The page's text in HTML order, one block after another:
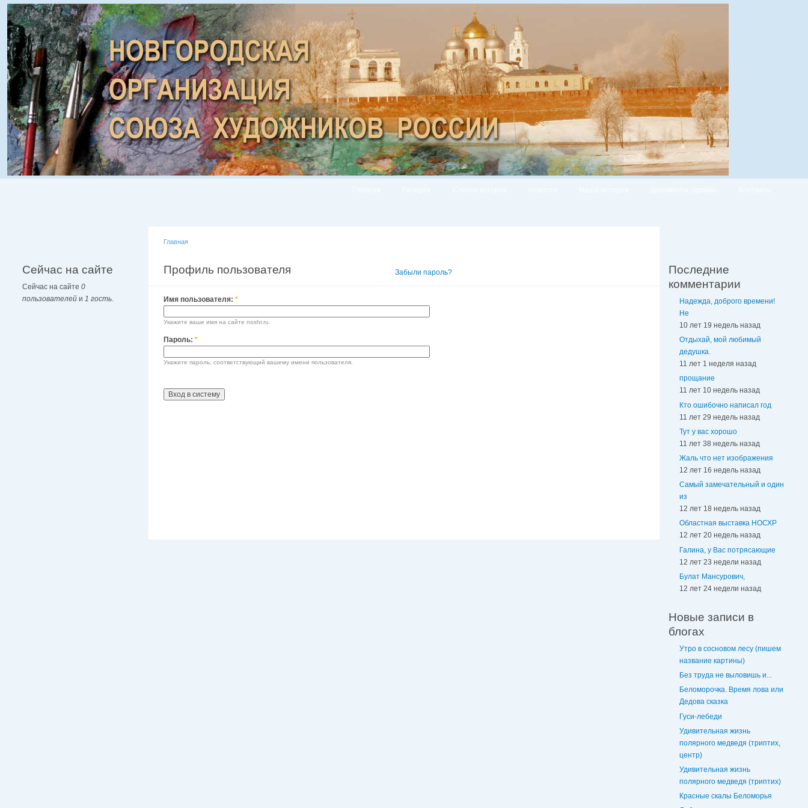
Сейчас на сайте
Сейчас на сайте 0
пользователей и 1 гость.
Главная
Профиль пользователя Забыли пароль?
Имя пользователя: *
Укажите ваше имя на сайте noshr.ru.
Пароль: *
Укажите пароль, соответствующий вашему имени пользователя.
Последние
комментарии
Надежда, доброго времени!
Не
10 лет 19 недель назад
Отдыхай, мой любимый
дедушка.
11 лет 1 неделя назад
прощание
11 лет 10 недель назад
Кто ошибочно написал год
11 лет 29 недель назад
Тут у вас хорошо
11 лет 38 недель назад
Жаль что нет изображения
12 лет 16 недель назад
Самый замечательный и один
из
12 лет 18 недель назад
Областная выставка НОСХР
12 лет 20 недель назад
Галина, у Вас потрясающие
12 лет 23 недели назад
Булат Мансурович,
12 лет 24 недели назад
Новые записи в
блогах
Утро в сосновом лесу (пишем
название картины)
Без труда не выловишь и...
Беломорочка. Время лова или
Дедова сказка
Гуси-лебеди
Удивительная жизнь
полярного медведя (триптих,
центр)
Удивительная жизнь
полярного медведя (триптих)
Красные скалы Беломорья